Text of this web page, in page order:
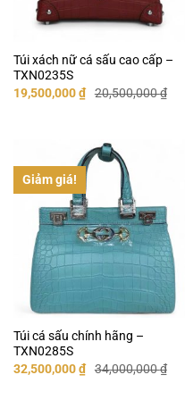
Túi xách nữ cá sấu cao cấp –
TXN0235S
20,500,000₫
Giá
gốc
19,500,000₫Giá
hiện
Giảm giá!
Túi cá sấu chính hãng –
TXN0285S
34,000,000₫
Giá
gốc
32,500,000₫Giá
hiện